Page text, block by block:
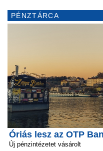
PÉNZTÁRCA
Óriás lesz az OTP
Új pénzintézetet vásárolt